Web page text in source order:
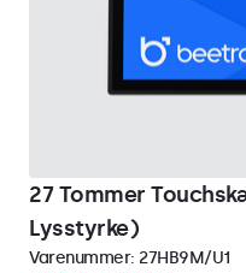
27 Tommer
Lysstyrke)
Varenummer: 27HB9M/U1